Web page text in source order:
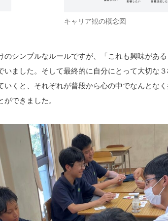
キャリア観の概念図
のシンプルなルールですが、「これも興味があ
いました。そして最終的に自分にとって大切な
くと、それぞれが普段から心の中でなんとな
できました。